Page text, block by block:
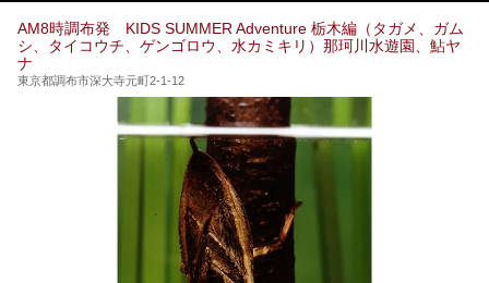
ます。
塩原温泉で、いつもの温泉旅行とは一味違う旅行体験をして
みませんか。
AM8時調布発 KIDS SUMMER Adventure 栃木編（タガメ、ガム
シ、タイコウチ、ゲンゴロウ、水カミキリ）那珂川水遊園、鮎ヤ
ナ
東京都調布市深大寺元町2-1-12